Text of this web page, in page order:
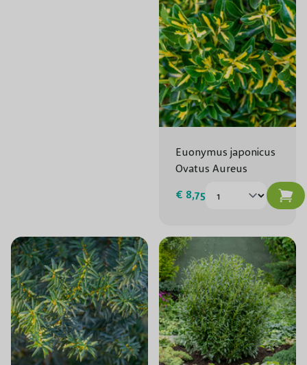
Euonymus japonicus
Ovatus Aureus
€ 8,75